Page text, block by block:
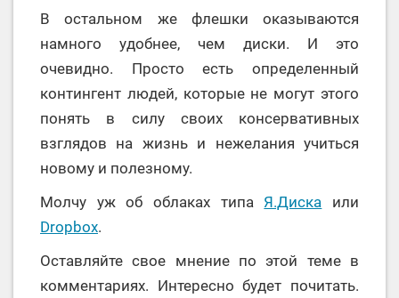
В остальном же флешки оказываются
намного удобнее, чем диски. И это
очевидно. Просто есть определенный
контингент людей, которые не могут этого
понять в силу своих консервативных
взглядов на жизнь и нежелания учиться
новому и полезному.
Молчу уж об облаках типа Я.Диска или
Dropbox.
Оставляйте свое мнение по этой теме в
комментариях. Интересно будет почитать.